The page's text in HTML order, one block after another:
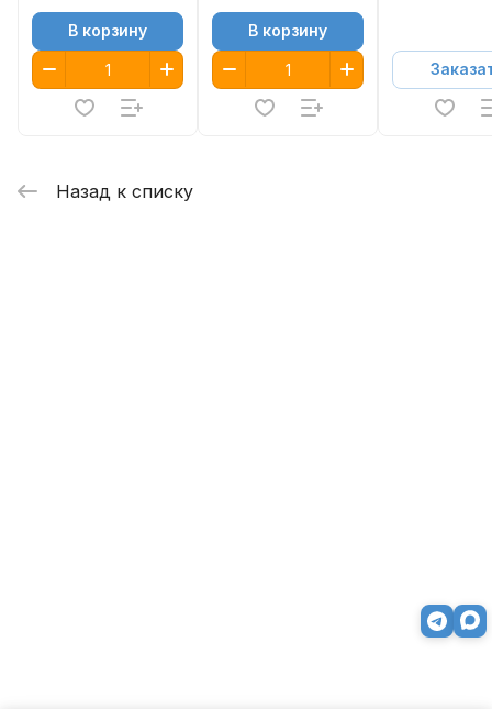
В корзину В корзину
Назад к списку